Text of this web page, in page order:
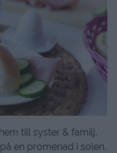
till syster & familj.
en promenad i solen.